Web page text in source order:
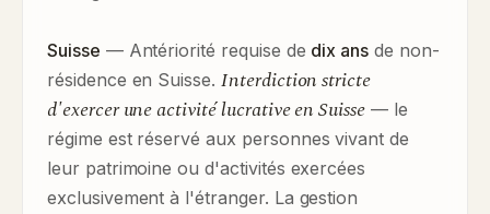
Suisse — Antériorité requise de dix ans de non-
résidence en Suisse. Interdiction stricte
d'exercer une activité lucrative en Suisse— le
régime est réservé aux personnes vivant de
leur patrimoine ou d'activités exercées
exclusivement à l'étranger. La gestion